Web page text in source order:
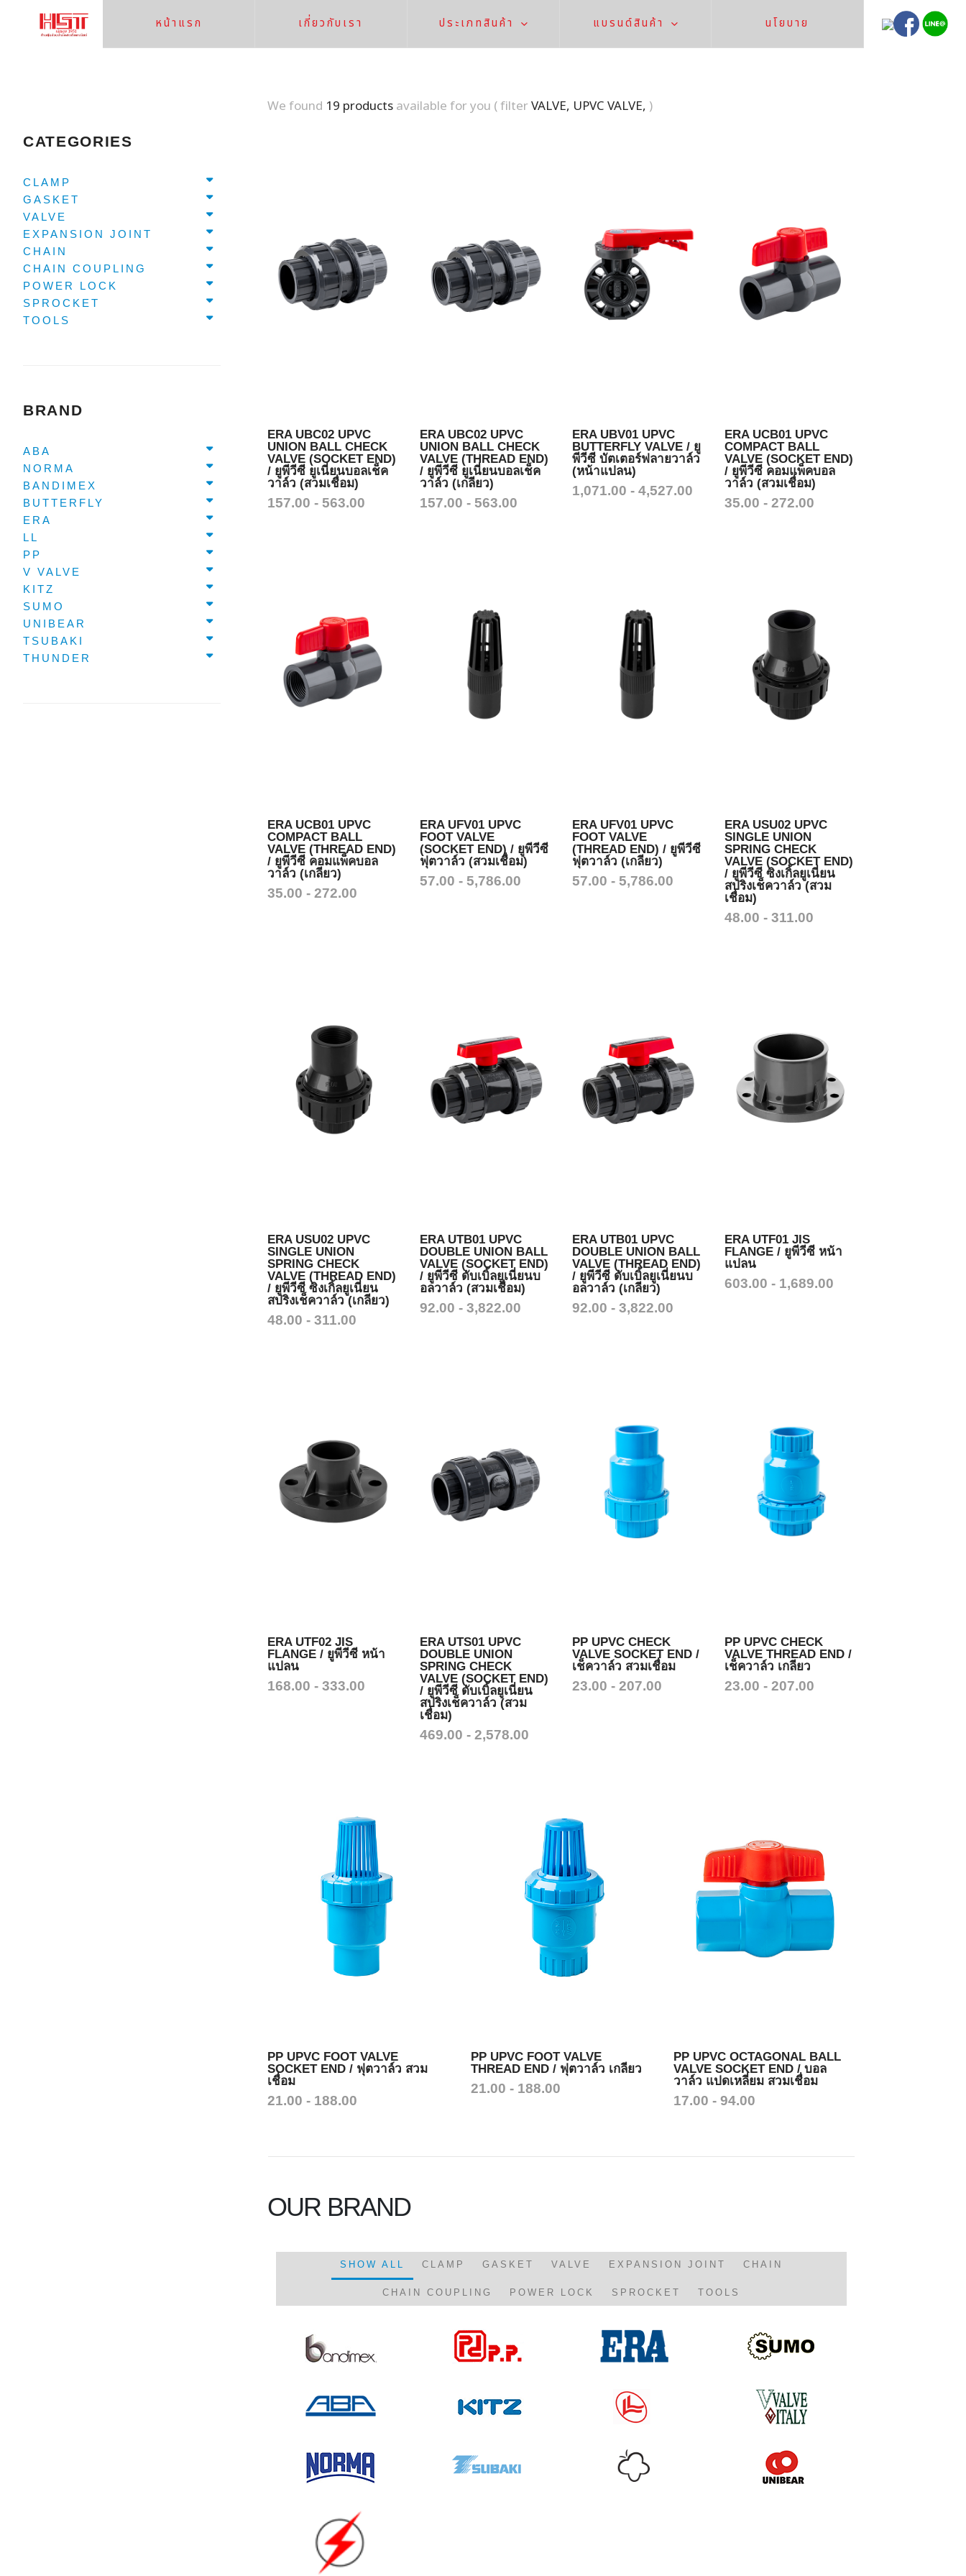
หน้าแรก เกี่ยวกับเรา ประเภทสินค้า แบรนด์สินค้า นโยบาย
CATEGORIES
CLAMP
GASKET
VALVE
EXPANSION JOINT
CHAIN
CHAIN COUPLING
POWER LOCK
SPROCKET
TOOLS
BRAND
ABA
NORMA
BANDIMEX
BUTTERFLY
ERA
LL
PP
V VALVE
KITZ
SUMO
UNIBEAR
TSUBAKI
THUNDER
We found 19 productsavailable for you ( filterVALVE, UPVC VALVE, )
ERA UBC02 UPVC
UNION BALL CHECK
VALVE (SOCKET END)
/ ยูพีวีซี ยูเนี่ยนบอลเช็ค
วาล์ว (สวมเชื่อม)
157.00 - 563.00
ERA UBC02 UPVC
UNION BALL CHECK
VALVE (THREAD END)
/ ยูพีวีซี ยูเนี่ยนบอลเช็ค
วาล์ว (เกลียว)
157.00 - 563.00
ERA UBV01 UPVC
BUTTERFLY VALVE / ยู
พีวีซี บัตเตอร์ฟลายวาล์ว
(หน้าแปลน)
1,071.00 - 4,527.00
ERA UCB01 UPVC
COMPACT BALL
VALVE (SOCKET END)
/ ยูพีวีซี คอมแพ็คบอล
วาล์ว (สวมเชื่อม)
35.00 - 272.00
ERA UCB01 UPVC
COMPACT BALL
VALVE (THREAD END)
/ ยูพีวีซี คอมแพ็คบอล
วาล์ว (เกลียว)
35.00 - 272.00
ERA UFV01 UPVC
FOOT VALVE
(SOCKET END) / ยูพีวีซี
ฟุตวาล์ว (สวมเชื่อม)
57.00 - 5,786.00
ERA UFV01 UPVC
FOOT VALVE
(THREAD END) / ยูพีวีซี
ฟุตวาล์ว (เกลียว)
57.00 - 5,786.00
ERA USU02 UPVC
SINGLE UNION
SPRING CHECK
VALVE (SOCKET END)
/ ยูพีวีซี ซิงเกิ้ลยูเนี่ยน
สปริงเช็ควาล์ว (สวม
เชื่อม)
48.00 - 311.00
ERA USU02 UPVC
SINGLE UNION
SPRING CHECK
VALVE (THREAD END)
/ ยูพีวีซี ซิงเกิ้ลยูเนี่ยน
สปริงเช็ควาล์ว (เกลียว)
48.00 - 311.00
ERA UTB01 UPVC
DOUBLE UNION BALL
VALVE (SOCKET END)
/ ยูพีวีซี ดับเบิ้ลยูเนี่ยนบ
อลวาล์ว (สวมเชื่อม)
92.00 - 3,822.00
ERA UTB01 UPVC
DOUBLE UNION BALL
VALVE (THREAD END)
/ ยูพีวีซี ดับเบิ้ลยูเนี่ยนบ
อลวาล์ว (เกลียว)
92.00 - 3,822.00
ERA UTF01 JIS
FLANGE / ยูพีวีซี หน้า
แปลน
603.00 - 1,689.00
ERA UTF02 JIS
FLANGE / ยูพีวีซี หน้า
แปลน
168.00 - 333.00
ERA UTS01 UPVC
DOUBLE UNION
SPRING CHECK
VALVE (SOCKET END)
/ ยูพีวีซี ดับเบิ้ลยูเนี่ยน
สปริงเช็ควาล์ว (สวม
เชื่อม)
469.00 - 2,578.00
PP UPVC CHECK
VALVE SOCKET END /
เช็ควาล์ว สวมเชื่อม
23.00 - 207.00
PP UPVC CHECK
VALVE THREAD END /
เช็ควาล์ว เกลียว
23.00 - 207.00
PP UPVC FOOT VALVE
SOCKET END / ฟุตวาล์ว สวม
เชื่อม
21.00 - 188.00
PP UPVC FOOT VALVE
THREAD END / ฟุตวาล์ว เกลียว
21.00 - 188.00
PP UPVC OCTAGONAL BALL
VALVE SOCKET END / บอล
วาล์ว แปดเหลี่ยม สวมเชื่อม
17.00 - 94.00
OUR BRAND
SHOW ALL CLAMP GASKET VALVE EXPANSION JOINT CHAIN
CHAIN COUPLING POWER LOCK SPROCKET TOOLS